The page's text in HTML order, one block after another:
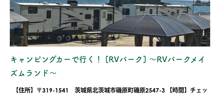
キャンピングカーで行く！ [RVパーク] 〜RVパークメイ
ズムランド〜
【住所】〒319-1541 茨城県北茨城市磯原町磯原2547-3 【時間】チェッ